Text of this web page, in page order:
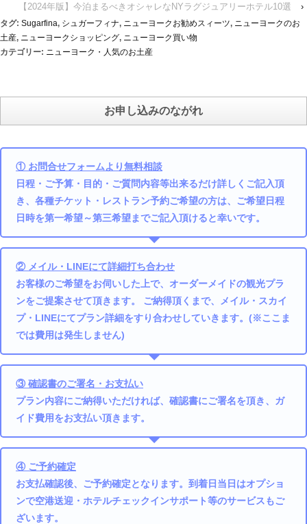
【2024年版】今泊まるべきオシャレなNYラグジュアリーホテル10選
›
タグ: Sugarfina, シュガーフィナ, ニューヨークお勧めスィーツ, ニューヨークのお
土産, ニューヨークショッピング, ニューヨーク買い物
カテゴリー: ニューヨーク・人気のお土産
お申し込みのながれ
① お問合せフォームより無料相談
日程・ご予算・目的・ご質問内容等出来るだけ詳しくご記入頂
き、各種チケット・レストラン予約ご希望の方は、ご希望日程
日時を第一希望～第三希望までご記入頂けると幸いです。
② メイル・LINEにて詳細打ち合わせ
お客様のご希望をお伺いした上で、オーダーメイドの観光プラ
ンをご提案させて頂きます。 ご納得頂くまで、メイル・スカイ
プ・LINEにてプラン詳細をすり合わせしていきます。(※ここま
では費用は発生しません)
③ 確認書のご署名・お支払い
プラン内容にご納得いただければ、確認書にご署名を頂き、ガ
イド費用をお支払い頂きます。
④ ご予約確定
お支払確認後、ご予約確定となります。到着日当日はオプショ
ンで空港送迎・ホテルチェックインサポート等のサービスもご
ざいます。